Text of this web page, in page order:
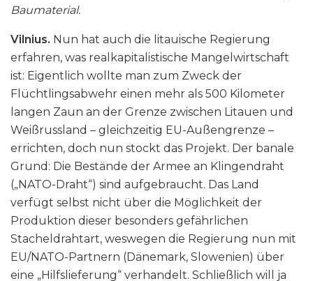
Baumaterial.
Vilnius. Nun hat auch die litauische Regierung
erfahren, was realkapitalistische Mangelwirtschaft
ist: Eigentlich wollte man zum Zweck der
Flüchtlingsabwehr einen mehr als 500 Kilometer
langen Zaun an der Grenze zwischen Litauen und
Weißrussland – gleichzeitig EU-Außengrenze –
errichten, doch nun stockt das Projekt. Der banale
Grund: Die Bestände der Armee an Klingendraht
(„NATO-Draht“) sind aufgebraucht. Das Land
verfügt selbst nicht über die Möglichkeit der
Produktion dieser besonders gefährlichen
Stacheldrahtart, weswegen die Regierung nun mit
EU/NATO-Partnern (Dänemark, Slowenien) über
eine „Hilfslieferung“ verhandelt. Schließlich will ja